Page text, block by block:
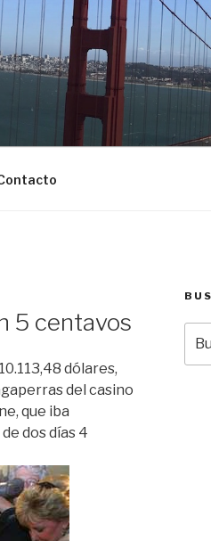
5 centavos
dólares,
del casino
que iba
dos días 4
por: